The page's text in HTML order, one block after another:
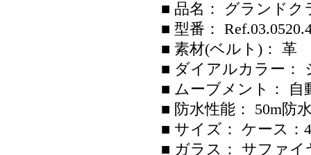
■ 品名： グランドク
■ 型番：
■ 素材(ベルト)： 革
■ ダイアルカラー：
■ ムーブメント： 自
■ 防水性能： 50m防
■ サイズ： ケース：
■ ガラス： サファ